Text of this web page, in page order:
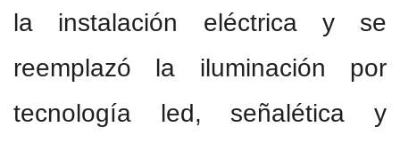
la instalación eléctrica y se
reemplazó la iluminación por
tecnología led, señalética y